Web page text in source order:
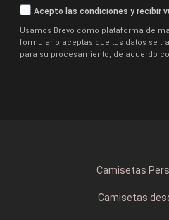
Acepto las condiciones y recibir
Usamos Brevo como plataforma de
formulario aceptas que tus datos se
para su procesamiento, de acuerdo
Camisetas
Camisetas